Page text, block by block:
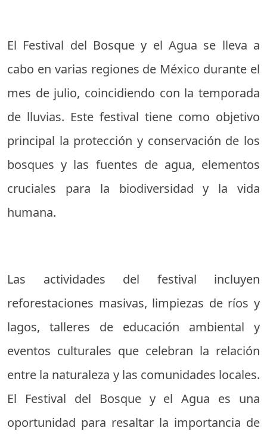
El Festival del Bosque y el Agua se lleva a
cabo en varias regiones de México durante el
mes de julio, coincidiendo con la temporada
de lluvias. Este festival tiene como objetivo
principal la protección y conservación de los
bosques y las fuentes de agua, elementos
cruciales para la biodiversidad y la vida
humana.
Las actividades del festival incluyen
reforestaciones masivas, limpiezas de ríos y
lagos, talleres de educación ambiental y
eventos culturales que celebran la relación
entre la naturaleza y las comunidades locales.
El Festival del Bosque y el Agua es una
oportunidad para resaltar la importancia de